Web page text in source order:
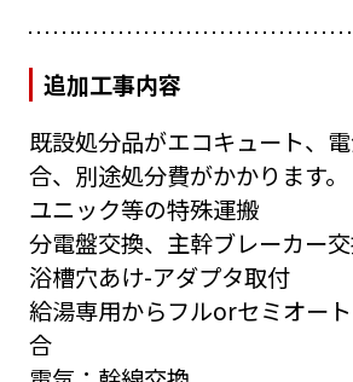
追加工事内容
既設処分品がエコキュート、
合、別途処分費がかかります。
ユニック等の特殊運搬
分電盤交換、主幹ブレーカー
浴槽穴あけ-アダプタ取付
給湯専用からフルorセミオー
合